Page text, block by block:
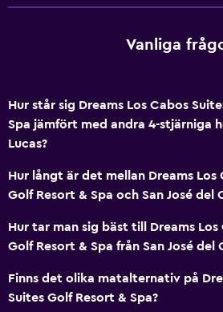
Fotmassage
Privat incheckning/utcheckning
Kassaskåp
Restauranger
Dietspecifika menyer (vid begäran)
Restaurang
Vanliga
Hur står sig Dreams Los Cabos
Spa jämfört med andra 4-stjärniga
Lucas?
Hur långt är det mellan Dreams Los
Golf Resort & Spa och San José del
Hur tar man sig bäst till Dreams Los
Golf Resort & Spa från San José del
Finns det olika matalternativ på
Suites Golf Resort & Spa?